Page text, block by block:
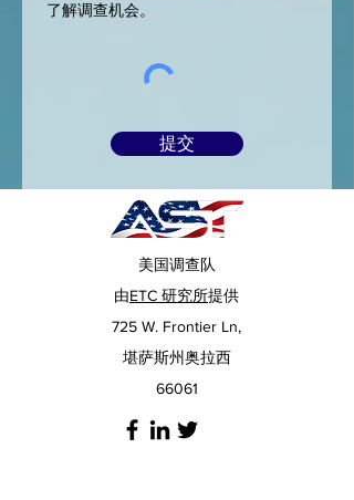
了解调查机会。
提交
美国调查队
由ETC 研究所提供
725 W. Frontier Ln,
堪萨斯州奥拉西
66061